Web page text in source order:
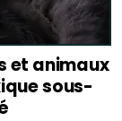
et animaux
sous-